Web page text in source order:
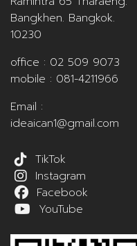
Bangkhen. Bangkok.
10230
office : 02 509 9073
mobile : 081-4211966
Email :
ideaican1@gmail.com
TikTok
Instagram
Facebook
YouTube